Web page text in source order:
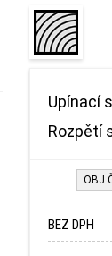
Upínací
Rozpětí
BEZ DPH